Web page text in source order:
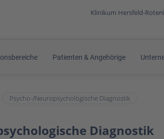
Klinikum Hersfeld-
Patienten & Angehörige
Psycho-/Neuropsychologische Diagnostik
Diagnostik